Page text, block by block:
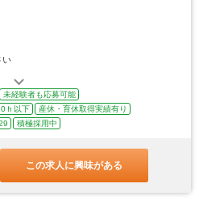
い
未経験者も応募可能
ｈ以下
産休・育休取得実績有り
積極採用中
この求人に興味がある